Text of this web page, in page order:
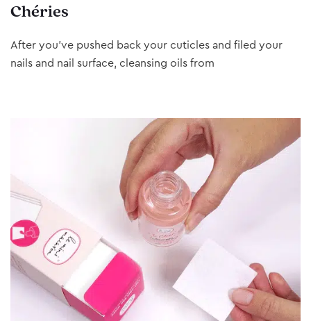
Chéries
After you’ve pushed back your cuticles and filed your
nails and nail surface, cleansing oils from